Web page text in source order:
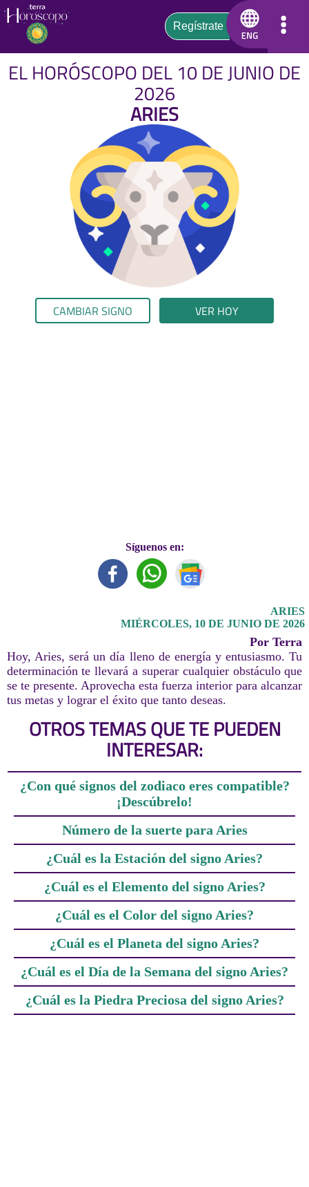
EL HORÓSCOPO DEL 10 DE JUNIO DE
2026
ARIES
CAMBIAR SIGNO VER HOY
Síguenos en:
ARIES
MIÉRCOLES, 10 DE JUNIO DE 2026
Por Terra
Hoy, Aries, será un día lleno de energía y entusiasmo. Tu
determinación te llevará a superar cualquier obstáculo que
se te presente. Aprovecha esta fuerza interior para alcanzar
tus metas y lograr el éxito que tanto deseas.
OTROS TEMAS QUE TE PUEDEN
INTERESAR:
¿Con qué signos del zodiaco eres compatible?
¡Descúbrelo!
Número de la suerte para Aries
¿Cuál es la Estación del signo Aries?
¿Cuál es el Elemento del signo Aries?
¿Cuál es el Color del signo Aries?
¿Cuál es el Planeta del signo Aries?
¿Cuál es el Día de la Semana del signo Aries?
¿Cuál es la Piedra Preciosa del signo Aries?